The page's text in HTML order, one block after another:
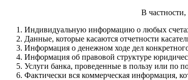
В
Индивидуальную информацию о любых
Данные, которые касаются отчетности
Информация о денежном ходе дел
Информация об правовой структуре
Услуги банка, проведенные в пользу или по
Фактически вся коммерческая информация,